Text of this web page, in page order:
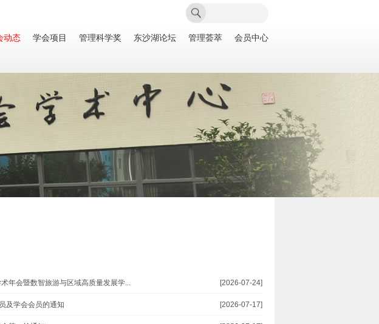
动态 学会项目 管理科学奖 东沙湖论坛 管理荟萃 会员中心
年会暨数智旅游与区域高质量发展学... [2026-07-24]
及学会会员的通知 [2026-07-17]